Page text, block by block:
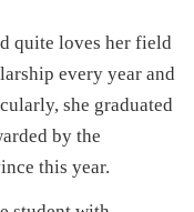
quite loves her field
every year and
she graduated
by the
this year.